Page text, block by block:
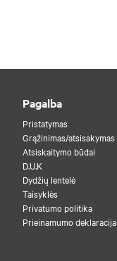
Pagalba
Pristatymas
Grąžinimas/atsisakymas
Atsiskaitymo būdai
D.U.K
Dydžių lentelė
Taisyklės
Privatumo politika
Prieinamumo deklaracija